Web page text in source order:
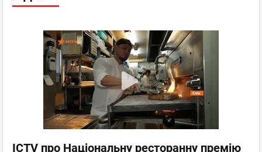
ICTV про Національну ресторанну премію